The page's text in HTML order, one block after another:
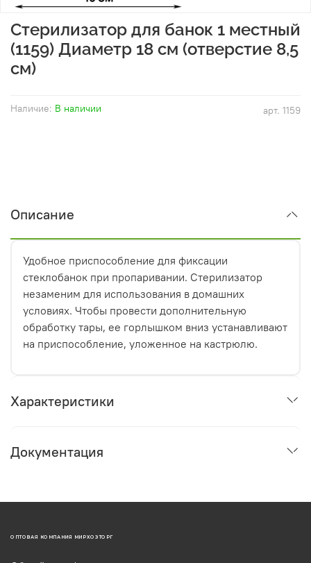
арт. 1159
Наличие: В наличии
Стерилизатор для банок 1 местный
(1159) Диаметр 18 см (отверстие 8,5
см)
Описание
Удобное приспособление для фиксации
стеклобанок при пропаривании. Стерилизатор
незаменим для использования в домашних
условиях. Чтобы провести дополнительную
обработку тары, ее горлышком вниз устанавливают
на приспособление, уложенное на кастрюлю.
Характеристики
Документация
ОПТОВАЯ КОМПАНИЯ МИРХОЗТОРГ